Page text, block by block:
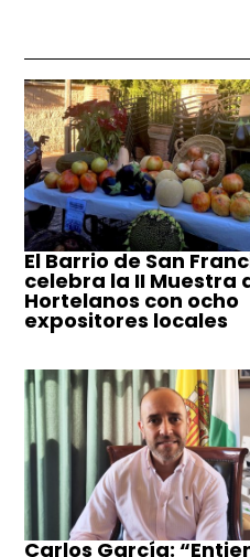
El Barrio de San
celebra la II Muestra
Hortelanos con ocho
expositores locales
Carlos García: